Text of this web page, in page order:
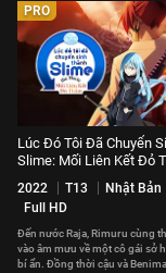
PRO
Lúc Đó Tôi Đã Chuyển
Slime: Mối Liên Kết Đỏ
2022 T13 Nhật Bản
Full HD
Đến nước Raja, Rimuru cùng
vào âm mưu về một cô gái sở
bí ẩn. Đồng thời cậu và